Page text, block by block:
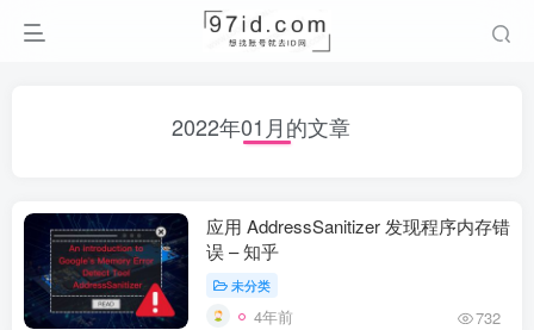
2022年01月的文章
应用 AddressSanitizer 发现程序内存错
误 – 知乎
未分类
4年前 732